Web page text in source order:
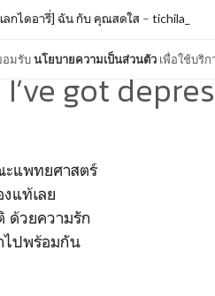
อมรับนโยบายความเป็นส่วนตัว เพื่อใช้บริก
ลกไดอารี่] ฉัน กับ คุณสดใส – tichila_
got
แพทยศาสตร์
แท้เลย
ด้วยความรัก
ไปพร้อมกัน